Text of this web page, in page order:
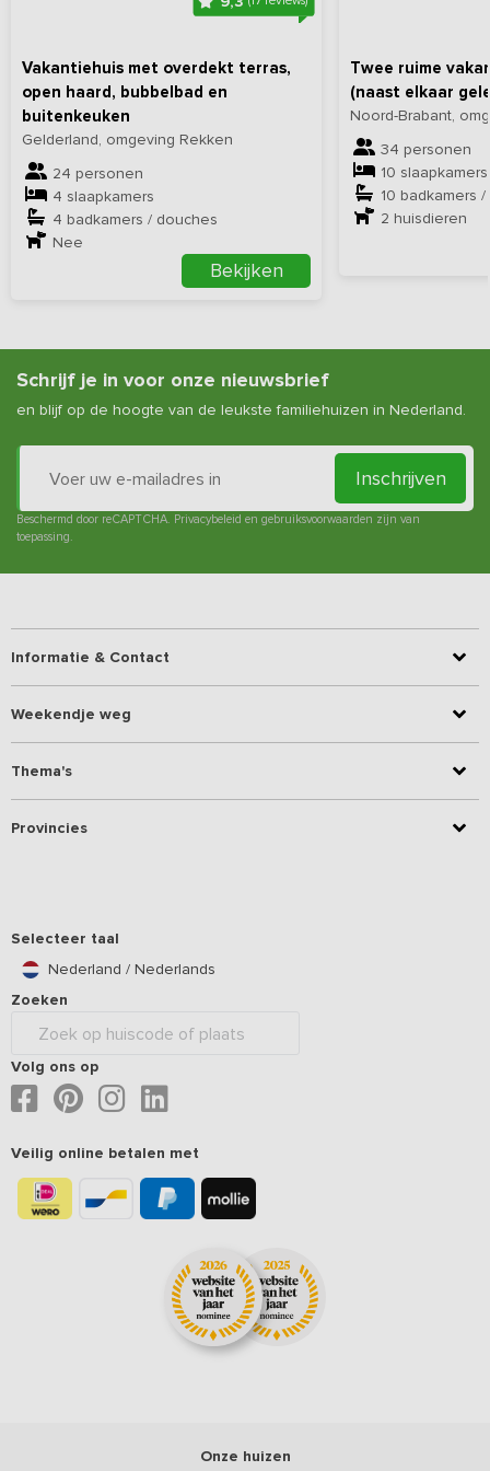
toegestaan om zonder overleg harde muziek op te zetten of veel
Vakantiehuis met overdekt terras,
open haard, bubbelbad en
buitenkeuken
Gelderland, omgeving Rekken
24 personen
4 slaapkamers
4 badkamers / douches
Nee
Bekijken
Twee ruime
(naast elkaar
Noord-Brabant,
34 personen
10 slaapkamers
10 badkamers
2 huisdieren
Schrijf je in voor onze nieuwsbrief
en blijf op de hoogte van de leukste familiehuizen in Nederland.
Inschrijven
Beschermd door reCAPTCHA. Privacybeleid en gebruiksvoorwaarden zijn van
toepassing.
Informatie & Contact
Weekendje weg
Thema's
Provincies
Selecteer taal
Nederland / Nederlands
Zoeken
Volg ons op
Veilig online betalen met
Onze huizen